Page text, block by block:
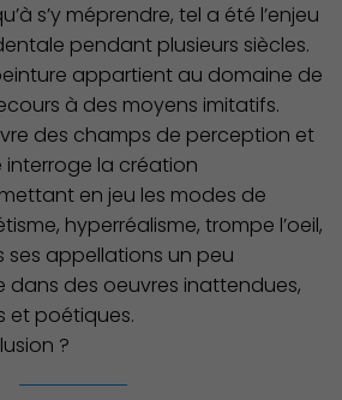
s’y méprendre, tel a été l’enjeu
pendant plusieurs siècles.
appartient au domaine de
à des moyens imitatifs.
des champs de perception et
interroge la création
en jeu les modes de
hyperréalisme, trompe l’oeil,
ses appellations un peu
dans des oeuvres inattendues,
et poétiques.
?